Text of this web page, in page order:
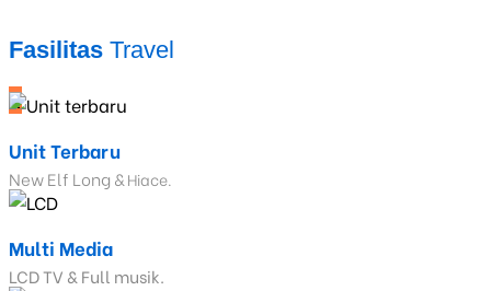
Fasilitas Travel
_
Unit Terbaru
New Elf Long &Hiace.
Multi Media
LCD TV & Full musik.